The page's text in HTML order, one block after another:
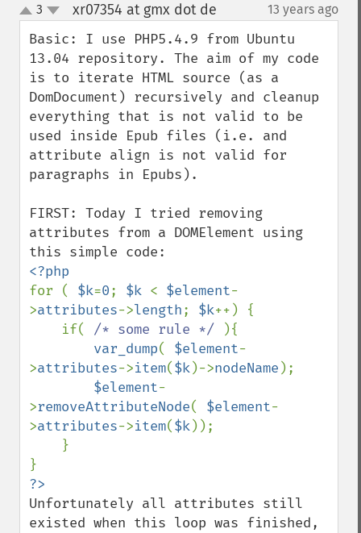
up
down
3 xr07354 at gmx dot de 13 years ago
Basic: I use PHP5.4.9 from Ubuntu
13.04 repository. The aim of my code
is to iterate HTML source (as a
DomDocument) recursively and cleanup
everything that is not valid to be
used inside Epub files (i.e. and
attribute align is not valid for
paragraphs in Epubs).
FIRST: Today I tried removing
attributes from a DOMElement using
for ( $k=0; $k < $element-
>attributes->length; $k++) {
    if(
/* some rule */
){
var_dump( $element-
>attributes->item($k)->nodeName );
$element-
>removeAttributeNode( $element-
>attributes->item($k));
Unfortunately all attributes still
existed when this loop was finished,